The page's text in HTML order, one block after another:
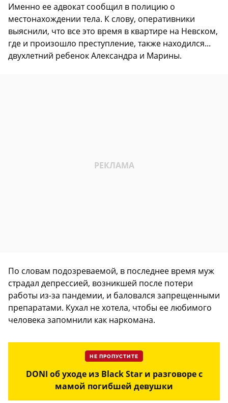
Именно ее адвокат сообщил в полицию о
местонахождении тела. К слову, оперативники
выяснили, что все это время в квартире на Невском,
где и произошло преступление, также находился...
двухлетний ребенок Александра и Марины.
По словам подозреваемой, в последнее время муж
страдал депрессией, возникшей после потери
работы из-за пандемии, и баловался запрещенными
препаратами. Кухал не хотела, чтобы ее любимого
человека запомнили как наркомана.
НЕ ПРОПУСТИТЕ
DONI об уходе из Black Star и разговоре с
мамой погибшей девушки